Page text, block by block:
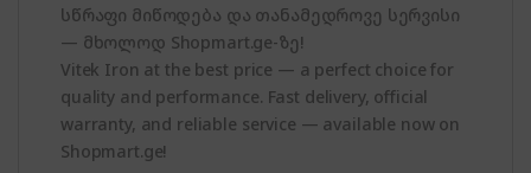
სწრაფი მიწოდება და თანამედროვე სერვისი
— მხოლოდ Shopmart.ge-ზე!
Vitek Iron at the best price — a perfect choice for
quality and performance. Fast delivery, official
warranty, and reliable service — available now on
Shopmart.ge!